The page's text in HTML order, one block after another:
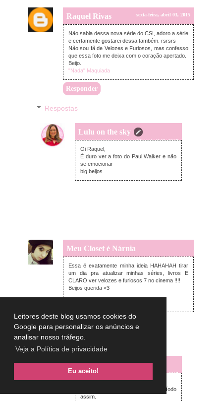
Leitores deste blog usamos cookies do
Google para personalizar os anúncios e
analisar nosso tráfego.
Veja a Política de privacidade
Eu aceito!
Raquel Rivas sexta-feira, abril 03, 2015
Não sabia dessa nova série do CSI, adoro a série
e certamente gostarei dessa também. rsrsrs
Não sou fã de Velozes e Furiosos, mas confesso
que essa foto me deixa com o coração apertado.
Beijo.
"Nada" Maquiada
Responder
Respostas
Lulu on the sky
sexta-feira, abril 03, 2015
Oi Raquel,
É duro ver a foto do Paul Walker e não
se emocionar
big beijos
Meu Closet é Nárnia
sexta-feira, abril 03, 2015
Essa é exatamente minha ideia HAHAHAH tirar
um dia pra atualizar minhas séries, livros E
CLARO ver velozes e furiosos 7 no cinema !!!!
Beijos querida <3
Responder
Respostas
Lulu on the sky
sexta-feira, abril 03, 2015
Oi Carolina,
todo mundo precisa de um período
assim.